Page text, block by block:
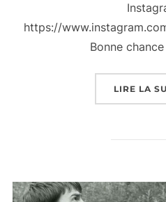
https://
Bonne
LIRE LA